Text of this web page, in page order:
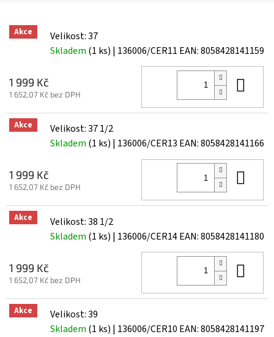
Akce
Velikost: 37
Skladem (1 ks) | 136006/CER11 EAN:8058428141159
1 999 Kč
1 652,07 Kč bez DPH
Akce
Velikost: 37 1/2
Skladem (1 ks) | 136006/CER13 EAN:8058428141166
1 999 Kč
1 652,07 Kč bez DPH
Akce
Velikost: 38 1/2
Skladem (1 ks) | 136006/CER14EAN:8058428141180
1 999 Kč
1 652,07 Kč bez DPH
Akce
Velikost: 39
Skladem (1 ks) | 136006/CER10 EAN:8058428141197